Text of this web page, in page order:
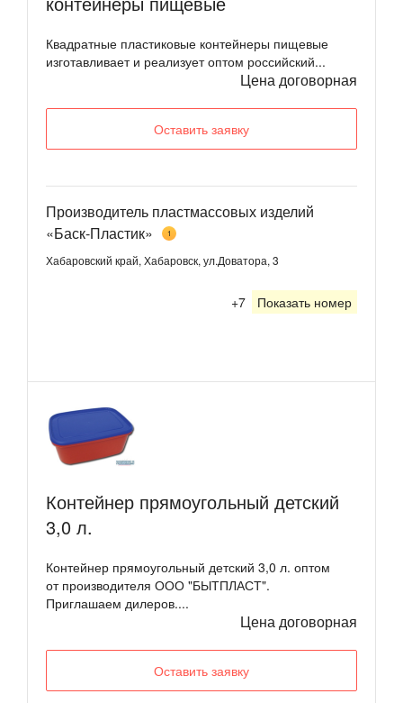
Квадратные пластиковые контейнеры пищевые
изготавливает и реализует оптом российский...
Цена договорная
Оставить заявку
Производитель пластмассовых изделий
«Баск-Пластик»
1
Хабаровский край, Хабаровск, ул.Доватора, 3
+7 Показать номер
Контейнер прямоугольный детский
3,0 л.
Контейнер прямоугольный детский 3,0 л. оптом
от производителя ООО "БЫТПЛАСТ".
Приглашаем дилеров....
Цена договорная
Оставить заявку